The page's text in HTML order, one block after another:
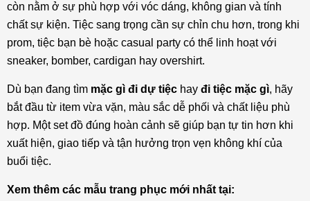
còn nằm ở sự phù hợp với vóc dáng, không gian và tính
chất sự kiện. Tiệc sang trọng cần sự chỉn chu hơn, trong khi
prom, tiệc bạn bè hoặc casual party có thể linh hoạt với
sneaker, bomber, cardigan hay overshirt.
Dù bạn đang tìm mặc gì đi dự tiệc hay đi tiệc mặc gì, hãy
bắt đầu từ item vừa vặn, màu sắc dễ phối và chất liệu phù
hợp. Một set đồ đúng hoàn cảnh sẽ giúp bạn tự tin hơn khi
xuất hiện, giao tiếp và tận hưởng trọn vẹn không khí của
buổi tiệc.
Xem thêm các mẫu trang phục mới nhất tại: